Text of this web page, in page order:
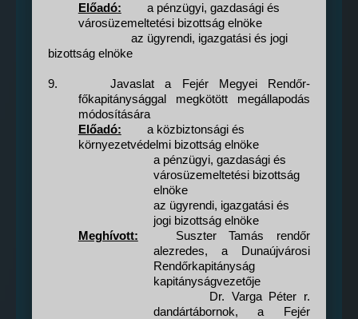
Előadó:
a pénzügyi, gazdasági és
városüzemeltetési bizottság elnöke
az ügyrendi, igazgatási és jogi
bizottság elnöke
9.
Javaslat a Fejér Megyei Rendőr-
főkapitánysággal megkötött megállapodás
módosítására
Előadó:
a közbiztonsági és
környezetvédelmi bizottság elnöke
a pénzügyi, gazdasági és
városüzemeltetési bizottság
elnöke
az ügyrendi, igazgatási és
jogi bizottság elnöke
Meghívott:
Suszter Tamás rendőr
alezredes, a Dunaújvárosi
Rendőrkapitányság
kapitányságvezetője
Dr. Varga Péter r.
dandártábornok, a Fejér